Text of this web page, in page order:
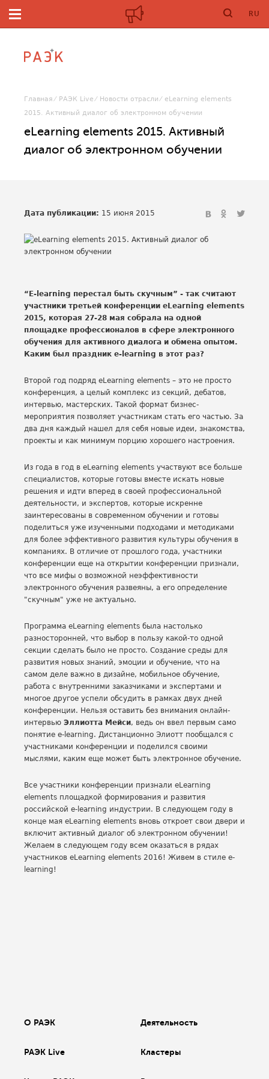
RU
Главная РАЭК Live Новости отрасли
eLearning elements
2015. Активный диалог об электронном обучении
eLearning elements 2015. Активный
диалог об электронном обучении
Дата публикации: 15 июня 2015
“E-learning перестал быть скучным” - так считают
участники третьей конференции eLearning elements
2015, которая 27-28 мая собрала на одной
площадке профессионалов в сфере электронного
обучения для активного диалога и обмена опытом.
Каким был праздник e-learning в этот раз?
Второй год подряд eLearning elements – это не просто
конференция, а целый комплекс из секций, дебатов,
интервью, мастерских. Такой формат бизнес-
мероприятия позволяет участникам стать его частью. За
два дня каждый нашел для себя новые идеи, знакомства,
проекты и как минимум порцию хорошего настроения.
Из года в год в eLearning elements участвуют все больше
специалистов, которые готовы вместе искать новые
решения и идти вперед в своей профессиональной
деятельности, и экспертов, которые искренне
заинтересованы в современном обучении и готовы
поделиться уже изученными подходами и методиками
для более эффективного развития культуры обучения в
компаниях. В отличие от прошлого года, участники
конференции еще на открытии конференции признали,
что все мифы о возможной неэффективности
электронного обучения развеяны, а его определение
"скучным" уже не актуально.
Программа eLearning elements была настолько
разносторонней, что выбор в пользу какой-то одной
секции сделать было не просто. Создание среды для
развития новых знаний, эмоции и обучение, что на
самом деле важно в дизайне, мобильное обучение,
работа с внутренними заказчиками и экспертами и
многое другое успели обсудить в рамках двух дней
конференции. Нельзя оставить без внимания онлайн-
интервью Эллиотта Мейси, ведь он ввел первым само
понятие e-learning. Дистанционно Элиотт пообщался с
участниками конференции и поделился своими
мыслями, каким еще может быть электронное обучение.
Все участники конференции признали eLearning
elements площадкой формирования и развития
российской e-learning индустрии. В следующем году в
конце мая eLearning elements вновь откроет свои двери и
включит активный диалог об электронном обучении!
Желаем в следующем году всем оказаться в рядах
участников eLearning elements 2016! Живем в стиле e-
learning!
О РАЭК Деятельность
РАЭК Live Кластеры